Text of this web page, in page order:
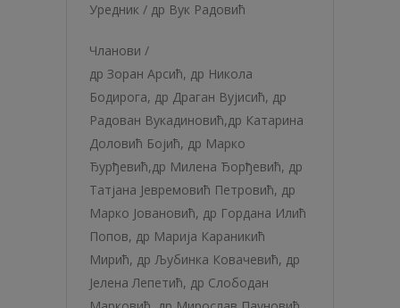
Уредник / др Вук Радовић
Чланови /
др Зоран Арсић, др Никола
Бодирога, др Драган Вујисић, др
Радован Вукадиновић,др Катарина
Доловић Бојић, др Марко
Ђурђевић,др Милена Ђорђевић, др
Татјана Јевремовић Петровић, др
Марко Јовановић, др Гордана Илић
Попов, др Марија Караникић
Мирић, др Љубинка Ковачевић, др
Јелена Лепетић, др Слободан